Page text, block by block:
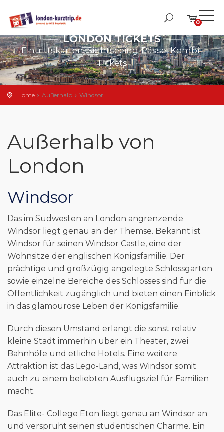
0
LONDON TICKETS
Eintrittskarten, Sightseeing-Pässe, Kombi-
Tickets
Home Außerhalb Windsor
Außerhalb von
London
Windsor
Das im Südwesten an London angrenzende
Windsor liegt genau an der Themse. Bekannt ist
Windsor für seinen Windsor Castle, eine der
Wohnsitze der englischen Königsfamilie. Der
prächtige und großzügig angelegte Schlossgarten
sowie einzelne Bereiche des Schlosses sind für die
Öffentlichkeit zugänglich und bieten einen Einblick
in das glamouröse Leben der Königsfamilie.
Durch diesen Umstand erlangt die sonst relativ
kleine Stadt immerhin über ein Theater, zwei
Bahnhöfe und etliche Hotels. Eine weitere
Attraktion ist das Lego-Land, was Windsor somit
auch zu einem beliebten Ausflugsziel für Familien
macht.
Das Elite- College Eton liegt genau an Windsor an
und versprüht seinen studentischen Charme. Ein